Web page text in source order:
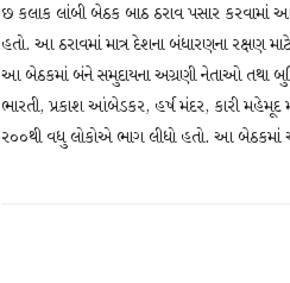
છ કલાક લાંબી બેઠક બાઠ ઠરાવ પસાર કરવામાં
હતો. આ ઠરાવમાં માત્ર દેશના બંધારણના રક્ષણ
આ બેઠકમાં બંને સમુદાયના અગ્રણી નેતાઓ તથા
ભારતી, પ્રકાશ આંબેડકર, હર્ષ મંદર, કારી મહેમૂદ
ર૦૦થી વધુ લોકોએ ભાગ લીધો હતો. આ